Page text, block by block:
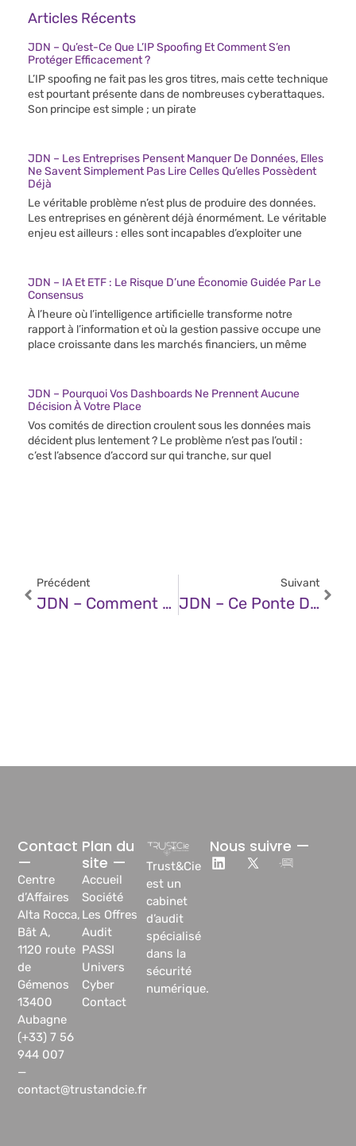
Articles Récents
JDN – Qu’est-Ce Que L’IP Spoofing Et Comment S’en
Protéger Efficacement ?
L’IP spoofing ne fait pas les gros titres, mais cette technique
est pourtant présente dans de nombreuses cyberattaques.
Son principe est simple ; un pirate
JDN – Les Entreprises Pensent Manquer De Données, Elles
Ne Savent Simplement Pas Lire Celles Qu’elles Possèdent
Déjà
Le véritable problème n’est plus de produire des données.
Les entreprises en génèrent déjà énormément. Le véritable
enjeu est ailleurs : elles sont incapables d’exploiter une
JDN – IA Et ETF : Le Risque D’une Économie Guidée Par Le
Consensus
À l’heure où l’intelligence artificielle transforme notre
rapport à l’information et où la gestion passive occupe une
place croissante dans les marchés financiers, un même
JDN – Pourquoi Vos Dashboards Ne Prennent Aucune
Décision À Votre Place
Vos comités de direction croulent sous les données mais
décident plus lentement ? Le problème n’est pas l’outil :
c’est l’absence d’accord sur qui tranche, sur quel
Précédent
JDN – Comment Faire Émerger L’intelligence Artificielle Open Source ?
Suivant
JDN – Ce Ponte Du XML Issu De L’excellence Française Implante Sa Start-Up En France
Trust&Cie
est un
cabinet
d’audit
spécialisé
dans la
sécurité
numérique.
Plan du
site —
Accueil
Société
Les Offres
Audit
PASSI
Univers
Cyber
Contact
Contact
—
Centre
d’Affaires
Alta Rocca,
Bât A,
1120 route
de
Gémenos
13400
Aubagne
(+33) 7 56
944 007
—
contact@trustandcie.fr
Nous suivre —